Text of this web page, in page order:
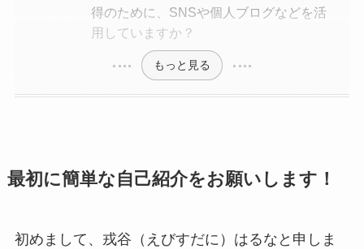
得のために、SNSや個人ブログなどを活
用していますか？
もっと見る
最初に簡単な自己紹介をお願いします！
初めまして、戎谷（えびすだに）はるなと申しま